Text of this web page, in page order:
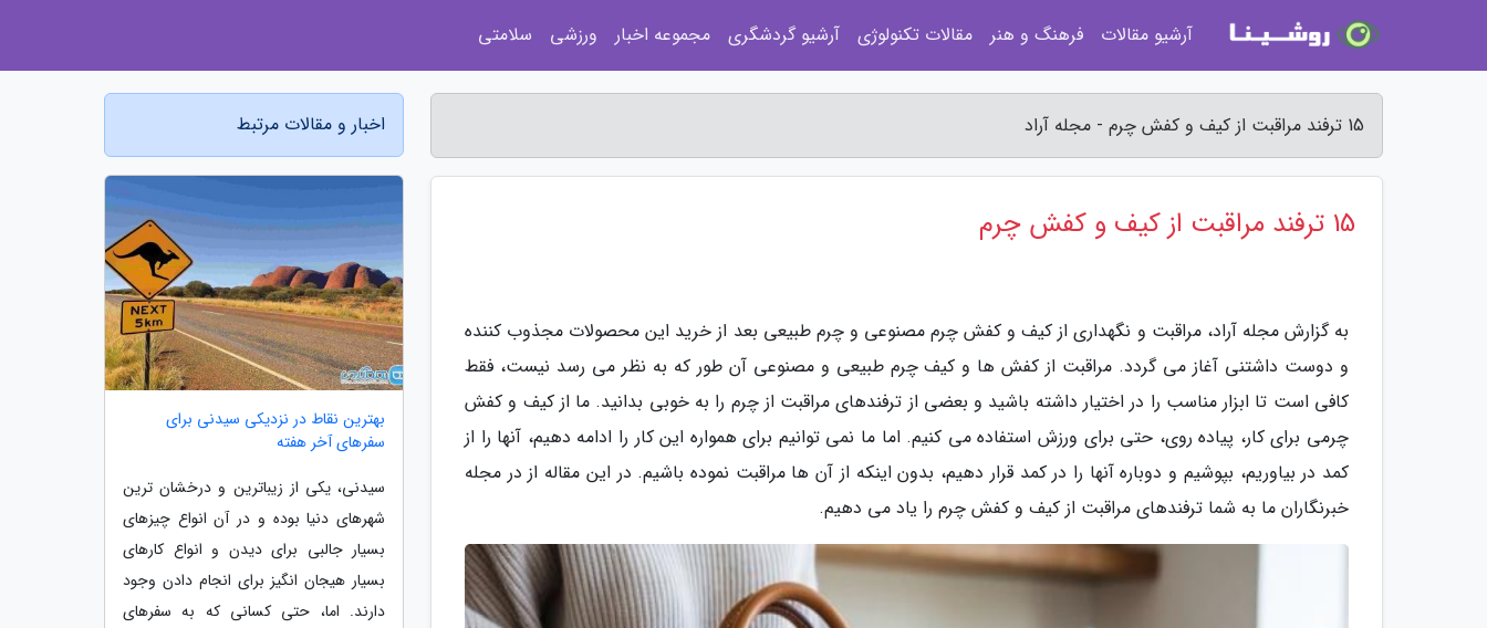
15 ترفند مراقبت از کیف و کفش چرم - مجله آراد
15 ترفند مراقبت از کیف و کفش چرم
به گزارش مجله آراد، مراقبت و نگهداری از کیف و کفش چرم مصنوعی و چرم طبیعی بعد از خرید این محصولات مجذوب کننده
و دوست داشتنی آغاز می گردد. مراقبت از کفش ها و کیف چرم طبیعی و مصنوعی آن طور که به نظر می رسد نیست، فقط
کافی است تا ابزار مناسب را در اختیار داشته باشید و بعضی از ترفندهای مراقبت از چرم را به خوبی بدانید. ما از کیف و کفش
چرمی برای کار، پیاده روی، حتی برای ورزش استفاده می کنیم. اما ما نمی توانیم برای همواره این کار را ادامه دهیم، آنها را از
کمد در بیاوریم، بپوشیم و دوباره آنها را در کمد قرار دهیم، بدون اینکه از آن ها مراقبت نموده باشیم. در این مقاله از در مجله
خبرنگاران ما به شما ترفندهای مراقبت از کیف و کفش چرم را یاد می دهیم.
اخبار و مقالات مرتبط
بهترین نقاط در نزدیکی سیدنی برای
سفرهای آخر هفته
سیدنی، یکی از زیباترین و درخشان ترین
شهرهای دنیا بوده و در آن انواع چیزهای
بسیار جالبی برای دیدن و انواع کارهای
بسیار هیجان انگیز برای انجام دادن وجود
دارند. اما، حتی کسانی که به سفرهای
آرشیو مقالات فرهنگ و هنر مقالات تکنولوژی آرشیو گردشگری مجموعه اخبار ورزشی سلامتی